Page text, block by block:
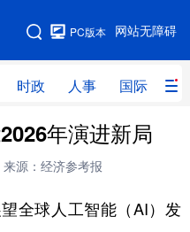
网站无障碍
PC版本
时政 人事 国际 财
图
时政 人事
网评
全球连线 教育
年演进新局
来源：经济参考报
全球人工智能（AI）发